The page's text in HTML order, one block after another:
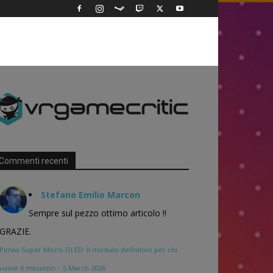
recenti
Stefano Emilio Marcon
Sempre sul pezzo ottimo articolo !!
GRAZIE.
Pimax Super Micro-OLED: il modulo definitivo per chi
vuole il massimo · 5 March 2026